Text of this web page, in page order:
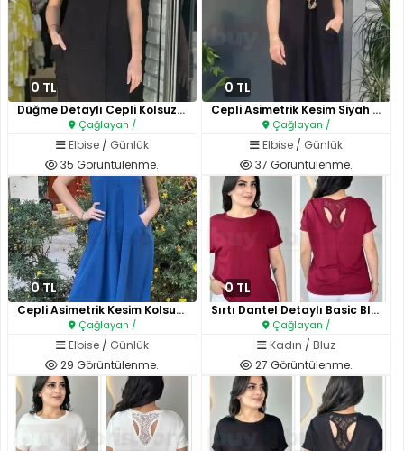
0 TL
Düğme Detaylı Cepli Kolsuz Elb..
Çağlayan /
Elbise/ Günlük
35 Görüntülenme.
0 TL
Cepli Asimetrik Kesim Siyah El..
Çağlayan /
Elbise/ Günlük
37 Görüntülenme.
0 TL
Cepli Asimetrik Kesim Kolsuz E..
Çağlayan /
Elbise/ Günlük
29 Görüntülenme.
0 TL
Sırtı Dantel Detaylı Basic Blu..
Çağlayan /
Kadın / Bluz
27 Görüntülenme.